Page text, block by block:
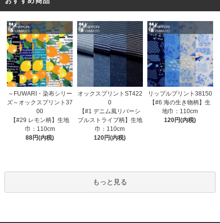
～FUWARI・染布シリー
ズ～オックスプリント37
00
【#29 レモン柄】生地
巾：110cm
88円(内税)
オックスプリントST422
0
【#1 デニム風リバーシ
ブルストライプ柄】生地
巾：110cm
120円(内税)
リップルプリント38150
【#6 海の生き物柄】生
地巾：110cm
120円(内税)
もっと見る